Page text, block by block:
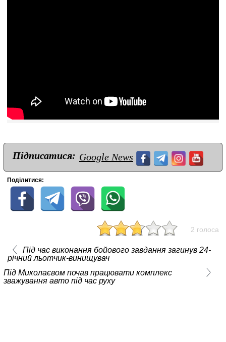
Підписатися: Google News
Поділитися:
2 голоса
Під час виконання бойового завдання загинув 24-
річний льотчик-винищувач
Під Миколаєвом почав працювати комплекс
зважування авто під час руху